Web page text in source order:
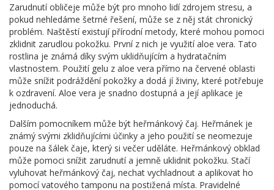
Zarudnutí obličeje může být pro mnoho lidí zdrojem stresu, a
pokud nehledáme šetrné řešení, může se z něj stát chronický
problém. Naštěstí existují přírodní metody, které mohou pomoci
zklidnit zarudlou pokožku. První z nich je využití aloe vera. Tato
rostlina je známá díky svým uklidňujícím a hydratačním
vlastnostem. Použití gelu z aloe vera přímo na červené oblasti
může snížit podráždění pokožky a dodá jí živiny, které potřebuje
k ozdravení. Aloe vera je snadno dostupná a její aplikace je
jednoduchá.
Dalším pomocníkem může být heřmánkový čaj. Heřmánek je
známý svými zklidňujícími účinky a jeho použití se neomezuje
pouze na šálek čaje, který si večer uděláte. Heřmánkový obklad
může pomoci snížit zarudnutí a jemně uklidnit pokožku. Stačí
vyluhovat heřmánkový čaj, nechat vychladnout a aplikovat ho
pomocí vatového tamponu na postižená místa. Pravidelné